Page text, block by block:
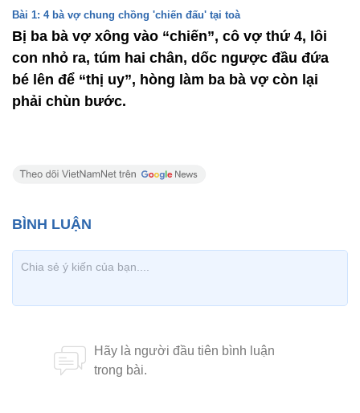
Bài 1: 4 bà vợ chung chồng 'chiến đấu' tại toà
Bị ba bà vợ xông vào “chiến”, cô vợ thứ 4, lôi
con nhỏ ra, túm hai chân, dốc ngược đầu đứa
bé lên để “thị uy”, hòng làm ba bà vợ còn lại
phải chùn bước.